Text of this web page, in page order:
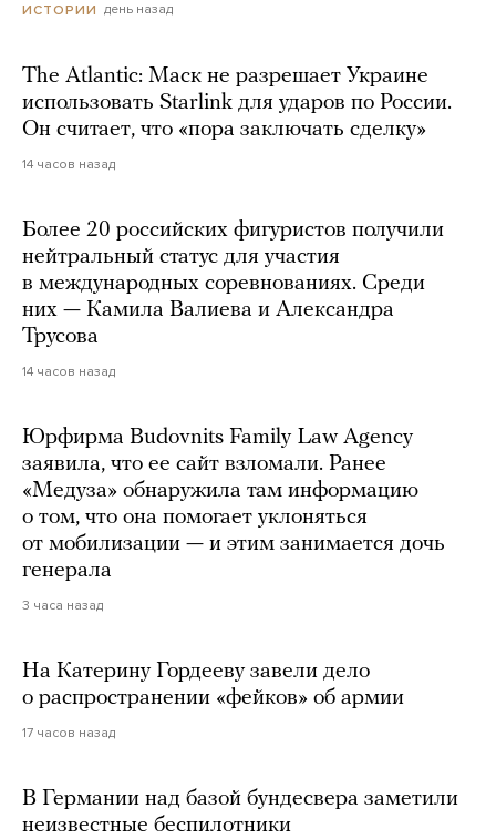
ИСТОРИИ день назад
The Atlantic: Маск не разрешает Украине
использовать Starlink для ударов по России.
Он считает, что «пора заключать сделку»
14 часов назад
Более 20 российских фигуристов получили
нейтральный статус для участия
в международных соревнованиях. Среди
них — Камила Валиева и Александра
Трусова
14 часов назад
Юрфирма Budovnits Family Law Agency
заявила, что ее сайт взломали. Ранее
«Медуза» обнаружила там информацию
о том, что она помогает уклоняться
от мобилизации — и этим занимается дочь
генерала
3 часа назад
На Катерину Гордееву завели дело
о распространении «фейков» об армии
17 часов назад
В Германии над базой бундесвера заметили
неизвестные беспилотники